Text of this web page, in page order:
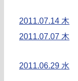
2011.07.14 木
2011.07.07 木
2011.06.29 水